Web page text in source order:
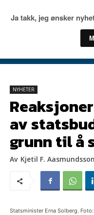
NYHETER
av
grunn til å
Av Kjetil F. Aasmundsson
Statsminister Erna Solberg.